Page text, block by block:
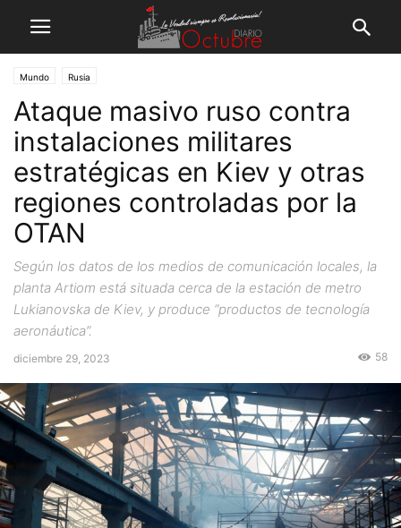
Mundo Rusia
Ataque masivo ruso contra
instalaciones militares
estratégicas en Kiev y otras
regiones controladas por la
OTAN
Según los datos de los medios de comunicación locales, la
planta Artiom está situada cerca de la estación de metro
Lukianovska de Kiev, y produce “productos de tecnología
aeronáutica”.
diciembre 29, 2023 58